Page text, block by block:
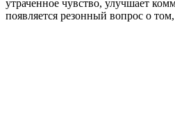
утраченное чувство, улучшает
появляется резонный вопрос о